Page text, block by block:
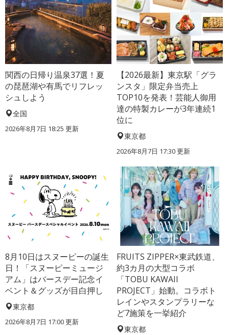
関西の日帰り温泉37選！夏
の琵琶湖や有馬でリフレッ
シュしよう
全国
2026年8月7日 18:25 更新
【2026最新】東京駅「グラ
ンスタ」限定弁当売上
TOP10を発表！芸能人御用
達の特製カレーが3年連続1
位に
東京都
2026年8月7日 17:30更新
8月10日はスヌーピーの誕生
日！「スヌーピーミュージ
アム」はバースデー記念イ
ベント＆グッズが目白押し
東京都
2026年8月7日 17:00更新
FRUITS ZIPPER×東武鉄道、
約3カ月の大型コラボ
「TOBU KAWAII
PROJECT」始動。コラボト
レインやスタンプラリーな
ど7施策を一挙紹介
東京都